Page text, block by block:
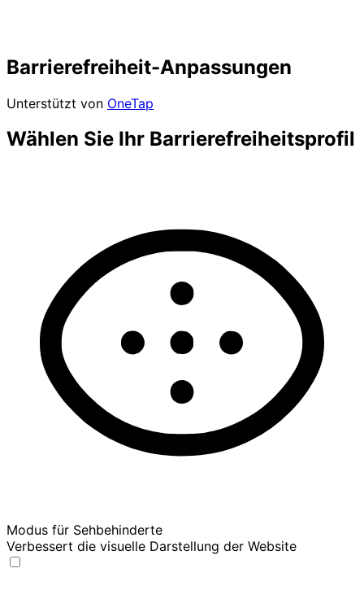
Barrierefreiheit-Anpassungen
Unterstützt von OneTap
Wählen Sie Ihr Barrierefreiheitsprofil
Modus für Sehbehinderte
Verbessert die visuelle Darstellung der Website